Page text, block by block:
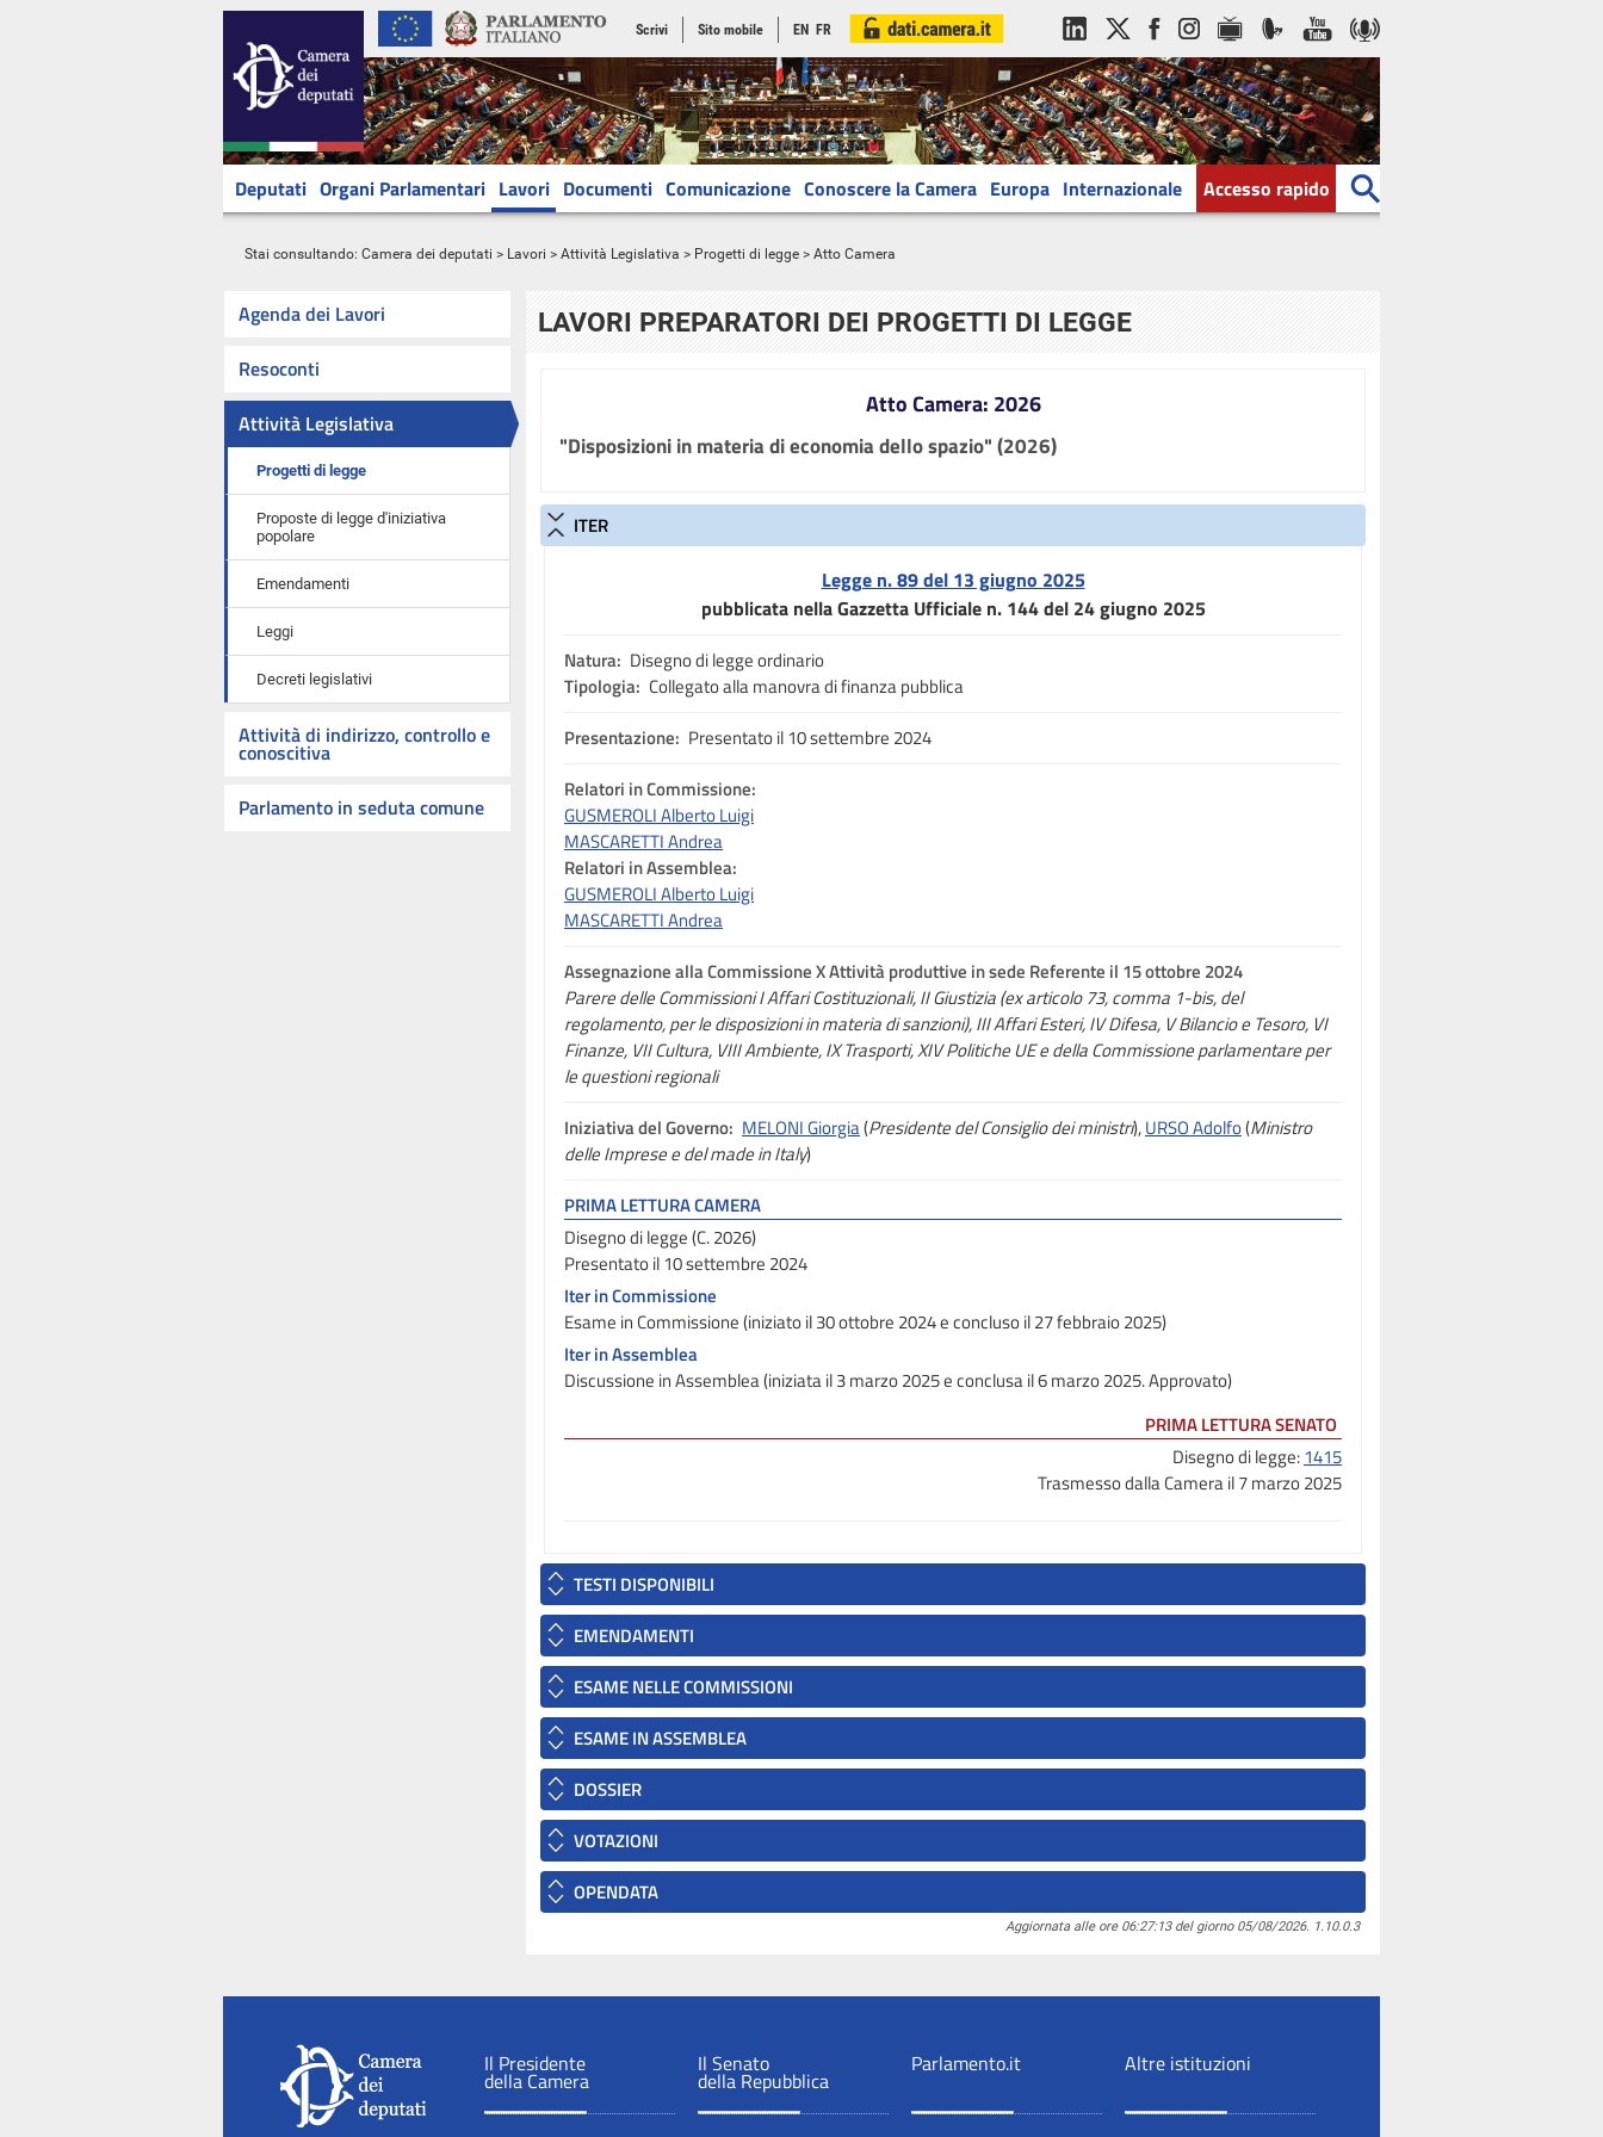
Scrivi Sito mobile EN FR
Deputati Organi Parlamentari Lavori Documenti Comunicazione Conoscere la Camera Europa Internazionale Accesso rapido
Stai consultando: Camera dei deputati > Lavori > Attività Legislativa > Progetti di legge > Atto Camera
Agenda dei Lavori
Resoconti
Attività Legislativa
Progetti di legge
Proposte di legge d'iniziativa
popolare
Emendamenti
Leggi
Decreti legislativi
Attività di indirizzo, controllo e
conoscitiva
Parlamento in seduta comune
LAVORI PREPARATORI DEI PROGETTI DI LEGGE
Atto Camera: 2026
"Disposizioni in materia di economia dello spazio" (2026)
ITER
Legge n. 89 del 13 giugno 2025
pubblicata nella Gazzetta Ufficiale n. 144 del 24 giugno 2025
Natura: Disegno di legge ordinario
Tipologia: Collegato alla manovra di finanza pubblica
Presentazione: Presentato il 10 settembre 2024
Relatori in Commissione:
GUSMEROLI Alberto Luigi
MASCARETTI Andrea
Relatori in Assemblea:
GUSMEROLI Alberto Luigi
MASCARETTI Andrea
Assegnazionealla Commissione X Attività produttive in sede Referente il 15 ottobre 2024
Parere delle Commissioni I Affari Costituzionali, II Giustizia (ex articolo 73, comma 1-bis, del
regolamento, per le disposizioni in materia di sanzioni), III Affari Esteri, IV Difesa, V Bilancio e Tesoro, VI
Finanze, VII Cultura, VIII Ambiente, IX Trasporti, XIV Politiche UE e della Commissione parlamentare per
le questioni regionali
Iniziativa del Governo: MELONI Giorgia(Presidente del Consiglio dei ministri),URSO Adolfo(Ministro
delle Imprese e del made in Italy)
PRIMA LETTURA CAMERA
Disegno di legge (C. 2026)
Presentato il 10 settembre 2024
Iter in Commissione
Esame in Commissione (iniziato il 30 ottobre 2024 e concluso il 27 febbraio 2025)
Iter in Assemblea
Discussione in Assemblea (iniziata il 3 marzo 2025 e conclusa il 6 marzo 2025. Approvato)
PRIMA LETTURA SENATO
Disegno di legge:1415
Trasmesso dalla Camera il 7 marzo 2025
TESTI DISPONIBILI
EMENDAMENTI
ESAME NELLE COMMISSIONI
ESAME IN ASSEMBLEA
DOSSIER
VOTAZIONI
OPENDATA
Aggiornata alle ore 06:27:13 del giorno 05/08/2026. 1.10.0.3
Il Presidente
della Camera
Il Senato
della Repubblica
Parlamento.it Altre istituzioni